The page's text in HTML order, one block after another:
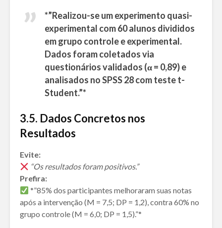
*”Realizou-se um experimento quasi-
experimental com 60 alunos divididos
em grupo controle e experimental.
Dados foram coletados via
questionários validados (α = 0,89) e
analisados no SPSS 28 com teste t-
Student.”*
3.5. Dados Concretos nos
Resultados
Evite:
“Os resultados foram positivos.”
Prefira:
*”85% dos participantes melhoraram suas notas
após a intervenção (M = 7,5; DP = 1,2), contra 60% no
grupo controle (M = 6,0; DP = 1,5).”*